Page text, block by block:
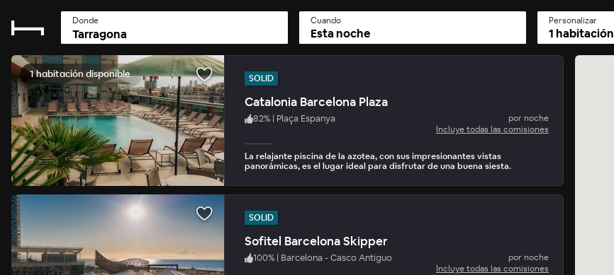
Donde Cuando
Esta noche
Personalizar
1 habitación
1 habitación disponible SOLID
Catalonia Barcelona Plaza
82% | Plaça Espanya
por noche
Incluye todas las comisiones
La relajante piscina de la azotea, con sus impresionantes vistas
panorámicas, es el lugar ideal para disfrutar de una buena siesta.
SOLID
Sofitel Barcelona Skipper
100% | Barcelona - Casco Antiguo
por noche
Incluye todas las comisiones